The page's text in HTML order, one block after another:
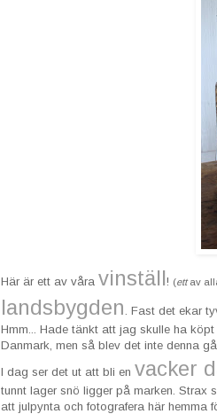
Här är ett av våra vinställ! (ettav
landsbygden. Fast det ekar
Hmm... Hade tänkt att jag skulle ha
Danmark, men så blev det inte denna
I dag ser det ut att bli en vacker
tunnt lager snö ligger på marken. Strax
att julpynta och fotografera här hemma